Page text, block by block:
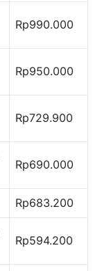
Rp990.000
Rp950.000
Rp729.900
Rp690.000
Rp683.200
Rp594.200